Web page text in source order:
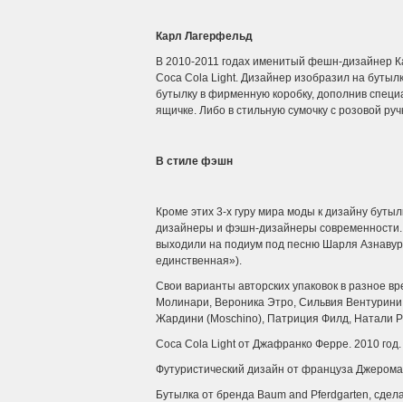
Карл Лагерфельд
В 2010-2011 годах именитый фешн-дизайнер
Coca Cola Light. Дизайнер изобразил на
бутылку в фирменную коробку, дополнив
ящичке. Либо в стильную сумочку с розовой
В стиле фэшн
Кроме этих 3-х гуру мира моды к дизайну
дизайнеры и фэшн-дизайнеры
выходили на подиум под песню Шарля
единственная»).
Свои варианты авторских упаковок в разное
Молинари, Вероника Этро, Сильвия
Жардини (Moschino), Патриция Филд, Натали
Coca Cola Light от Джафранко Ферре. 2010 год.
Футуристический дизайн от француза
Бутылка от бренда Baum and Pferdgarten,